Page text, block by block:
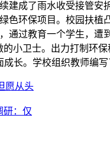
建成了雨水收受接管
色环保项目。校园扶
通过教育一个学生，
小卫士。出力打制环
长。学校组织教师编
愿从头
研：仅